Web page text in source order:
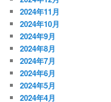
2024年11月
2024年10月
2024年9月
2024年8月
2024年7月
2024年6月
2024年5月
2024年4月